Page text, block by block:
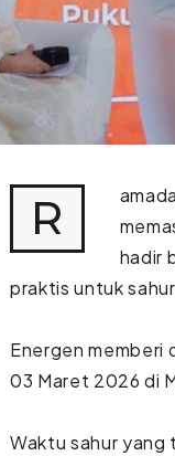
R
hadir
praktis untuk
Energen memberi
03 Maret 2026 di
Waktu sahur yang